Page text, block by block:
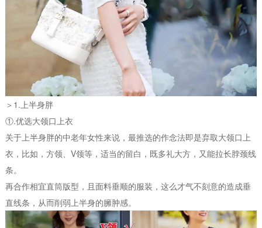
＞1.上半身胖
①.优选大领口上衣
关于上半身胖的中老年女性来说，最推选的作念法即是弃取大领口上
衣，比如，方领、V领等，适当的留白，既多礼大方，又能拉长脖颈线
条。
再合作相宜直筒版型，且面料垂顺的服装，这么才气不刻意的造成垂
直线条，从而削弱上半身的臃肿感。